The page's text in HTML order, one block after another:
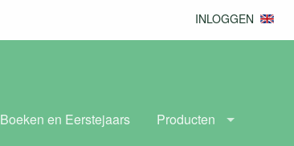
INLOGGEN
Boeken en Eerstejaars Producten